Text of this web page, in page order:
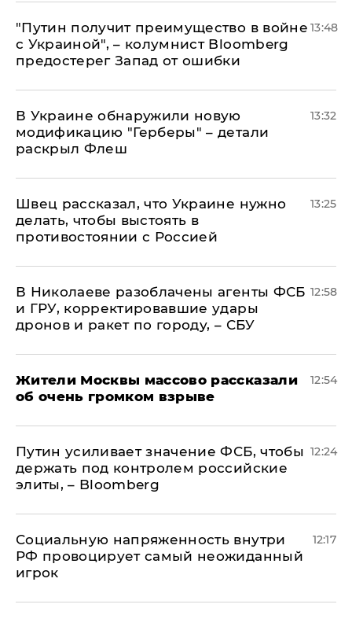
"Путин получит преимущество в войне
с Украиной", – колумнист Bloomberg
предостерег Запад от ошибки
13:48
В Украине обнаружили новую
модификацию "Герберы" – детали
раскрыл Флеш
13:32
Швец рассказал, что Украине нужно
делать, чтобы выстоять в
противостоянии с Россией
13:25
В Николаеве разоблачены агенты ФСБ
и ГРУ, корректировавшие удары
дронов и ракет по городу, – СБУ
12:58
Жители Москвы массово рассказали
об очень громком взрыве
12:54
Путин усиливает значение ФСБ, чтобы
держать под контролем российские
элиты, – Bloomberg
12:24
Социальную напряженность внутри
РФ провоцирует самый неожиданный
игрок
12:17